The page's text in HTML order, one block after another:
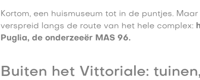
Kortom, een huismuseum tot in de puntjes.
verspreid langs de route van het hele complex:
Puglia, de onderzeeër MAS 96.
Buiten het Vittoriale: